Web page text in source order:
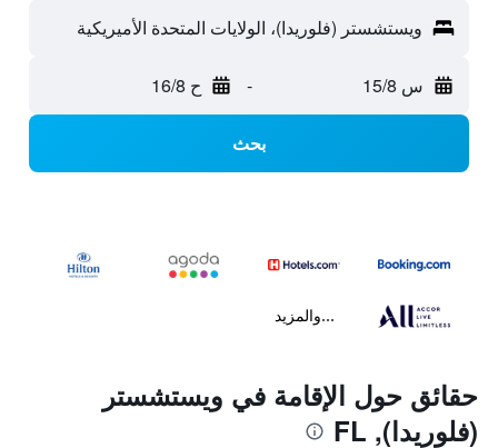
ويستشستر (فلوريدا)، الولايات المتحدة الأميريكية
س 15/8 - ح 16/8
بحث
...والمزيد
حقائق حول الإقامة في ويستشستر
(فلوريدا), FL